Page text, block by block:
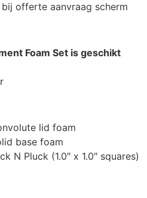
offerte aanvraag scherm
Foam Set is geschikt
lid foam
base foam
N Pluck (1.0″ x 1.0″ squares)